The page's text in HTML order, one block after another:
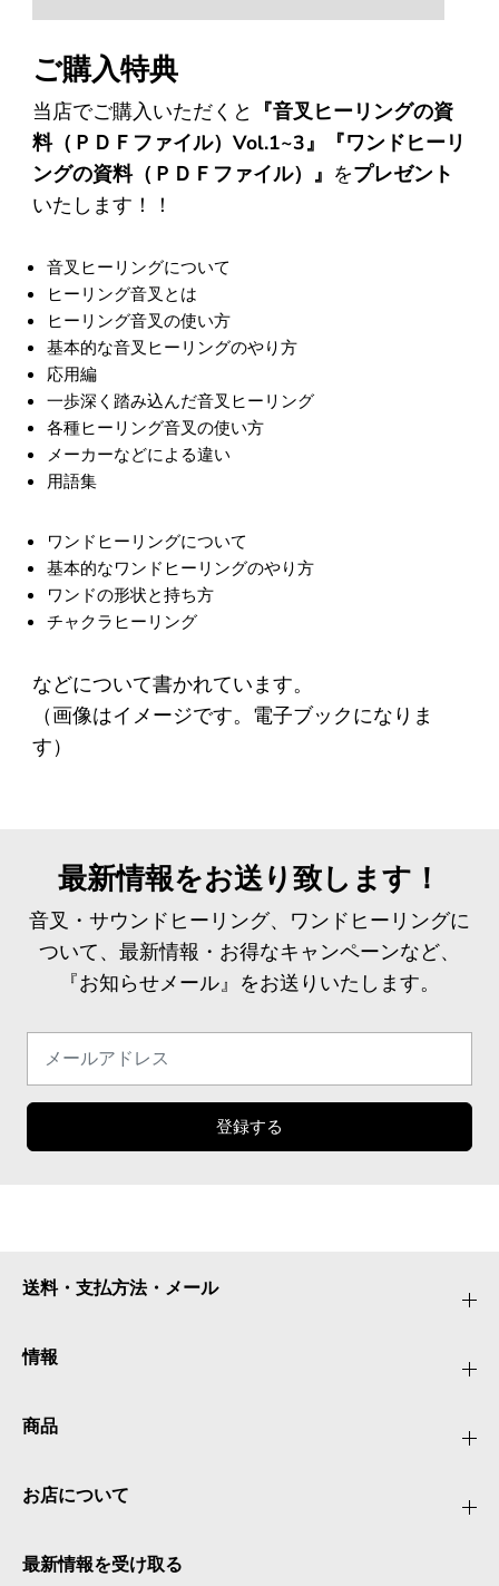
ご購入特典
当店でご購入いただくと
『音叉ヒーリングの資
料（ＰＤＦファイル）Vol.1~3』『ワンドヒーリ
ングの資料（ＰＤＦファイル）』 をプレゼント
いたします！！
音叉ヒーリングについて
ヒーリング音叉とは
ヒーリング音叉の使い方
基本的な音叉ヒーリングのやり方
応用編
一歩深く踏み込んだ音叉ヒーリング
各種ヒーリング音叉の使い方
メーカーなどによる違い
用語集
ワンドヒーリングについて
基本的なワンドヒーリングのやり方
ワンドの形状と持ち方
チャクラヒーリング
などについて書かれています。
（画像はイメージです。電子ブックになりま
す）
最新情報をお送り致します！
音叉・サウンドヒーリング、ワンドヒーリングに
ついて、最新情報・お得なキャンペーンなど、
『お知らせメール』をお送りいたします。
登録する
送料・支払方法・メール
情報
商品
お店について
最新情報を受け取る